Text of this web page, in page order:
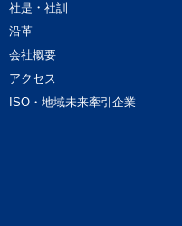
社是・社訓
沿革
会社概要
アクセス
ISO・地域未来牽引企業